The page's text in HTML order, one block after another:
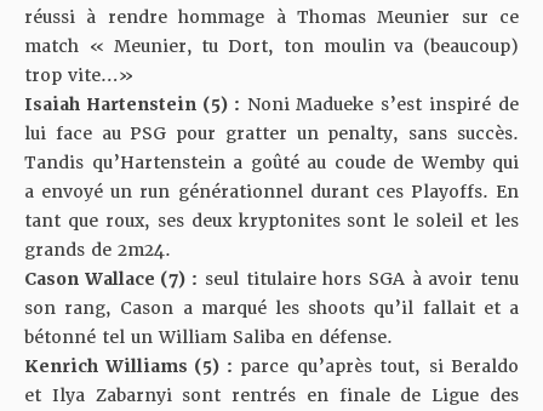
réussi à rendre hommage à Thomas Meunier sur ce
match « Meunier, tu Dort, ton moulin va (beaucoup)
trop vite…»
Isaiah Hartenstein (5) : Noni Madueke s’est inspiré de
lui face au PSG pour gratter un penalty, sans succès.
Tandis qu’Hartenstein a goûté au coude de Wemby qui
a envoyé un run générationnel durant ces Playoffs. En
tant que roux, ses deux kryptonites sont le soleil et les
grands de 2m24.
Cason Wallace (7) : seul titulaire hors SGA à avoir tenu
son rang, Cason a marqué les shoots qu’il fallait et a
bétonné tel un William Saliba en défense.
Kenrich Williams (5) : parce qu’après tout, si Beraldo
et Ilya Zabarnyi sont rentrés en finale de Ligue des